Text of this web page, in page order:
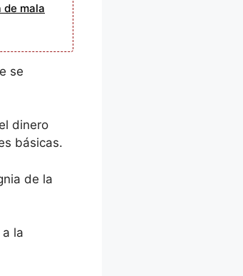
de mala
se
dinero
básicas.
de la
la